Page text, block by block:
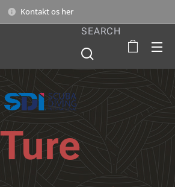
Kontakt os her
SEARCH
Ture